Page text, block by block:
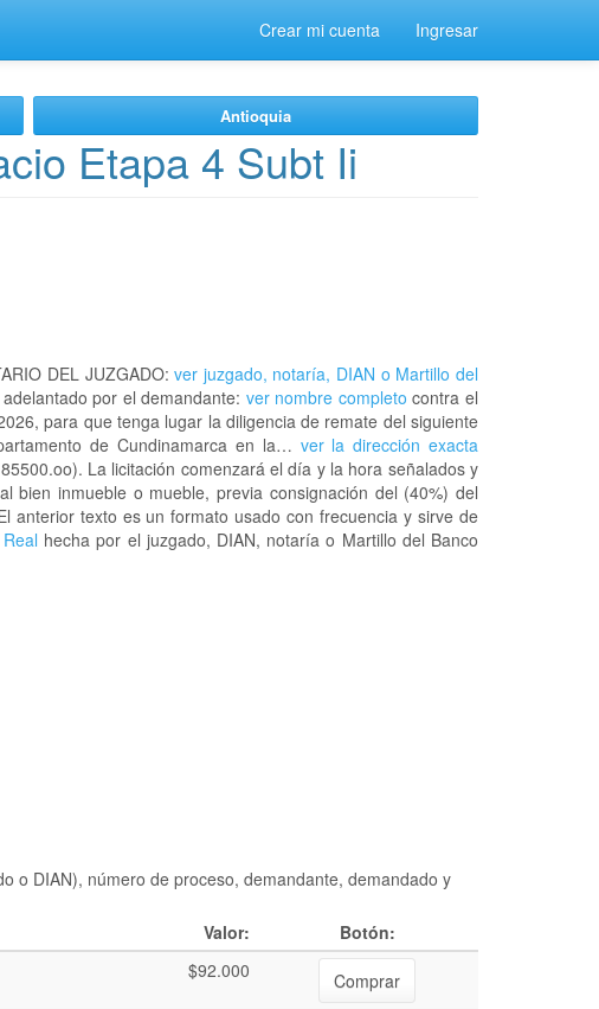
Crear mi cuenta Ingresar
Antioquia
Etapa 4 Subt Ii
DEL JUZGADO: ver juzgado, notaría, DIAN o Martillo del
adelantado por el demandante: ver nombre completo contra el
para que tenga lugar la diligencia de remate del siguiente
de Cundinamarca en la… ver la dirección exacta
La licitación comenzará el día y la hora señalados y
inmueble o mueble, previa consignación del (40%) del
anterior texto es un formato usado con frecuencia y sirve de
hecha por el juzgado, DIAN, notaría o Martillo del Banco
o DIAN), número de proceso, demandante, demandado y
Valor:
Botón:
$92.000
Comprar